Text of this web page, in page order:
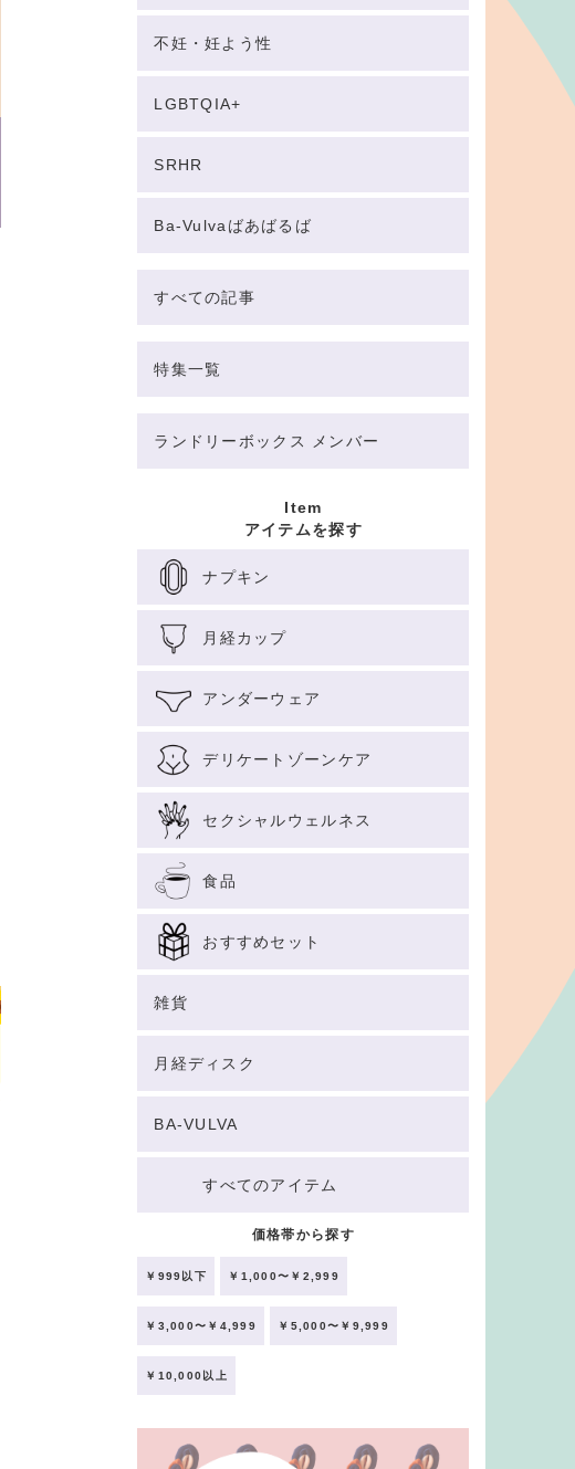
不妊・妊よう性
LGBTQIA+
SRHR
Ba-Vulvaばあばるば
すべての記事
特集一覧
ランドリーボックス メンバー
Item
アイテムを探す
ナプキン
月経カップ
アンダーウェア
デリケートゾーンケア
セクシャルウェルネス
食品
おすすめセット
雑貨
月経ディスク
BA-VULVA
すべてのアイテム
価格帯から探す
￥999以下 ￥1,000〜￥2,999
￥3,000〜￥4,999 ￥5,000〜￥9,999
￥10,000以上